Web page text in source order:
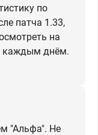
по
патча 1.33,
на
каждым днём.
"Альфа". Не